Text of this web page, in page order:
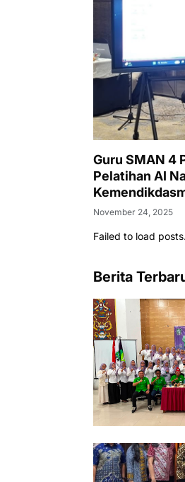
Guru SMAN 4
Pelatihan AI
November 24, 2025
Failed to load posts.
Berita